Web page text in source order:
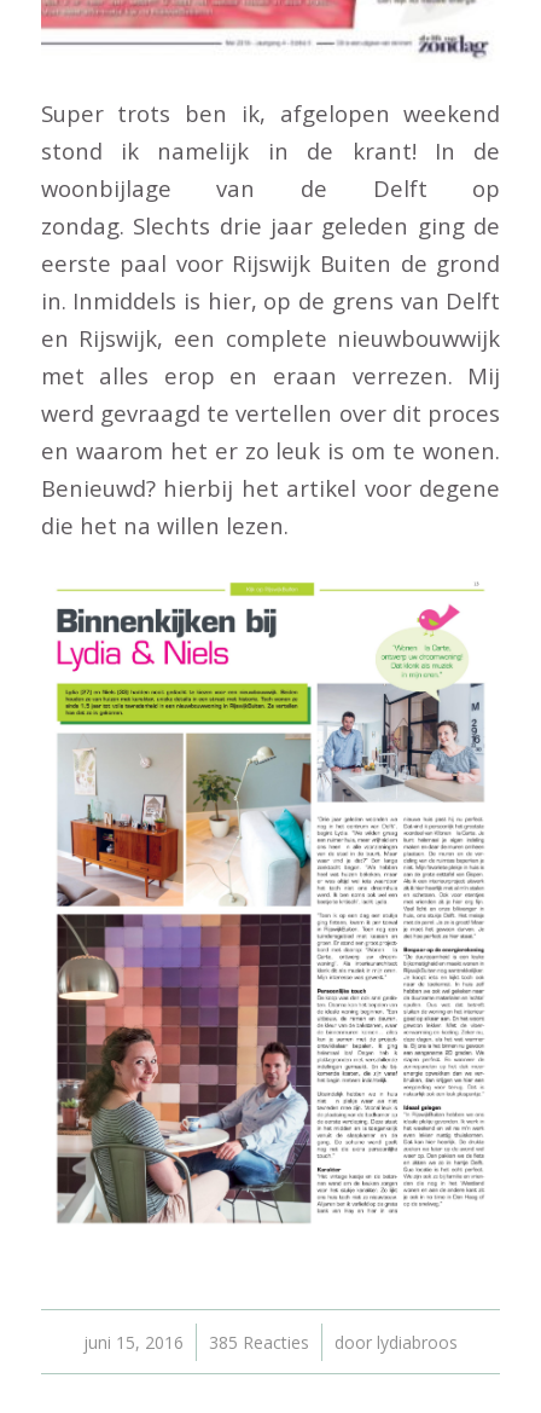
Super trots ben ik, afgelopen weekend
stond ik namelijk in de krant! In de
woonbijlage van de Delft op
zondag. Slechts drie jaar geleden ging de
eerste paal voor Rijswijk Buiten de grond
in. Inmiddels is hier, op de grens van Delft
en Rijswijk, een complete nieuwbouwwijk
met alles erop en eraan verrezen. Mij
werd gevraagd te vertellen over dit proces
en waarom het er zo leuk is om te wonen.
Benieuwd? hierbij het artikel voor degene
die het na willen lezen.
juni 15, 2016
/ 385 Reacties
/ door lydiabroos